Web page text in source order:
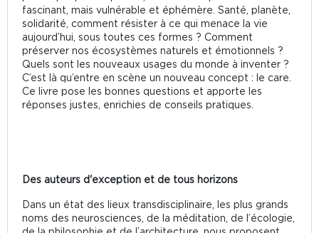
fascinant, mais vulnérable et éphémère. Santé, planète,
solidarité, comment résister à ce qui menace la vie
aujourd’hui, sous toutes ces formes ? Comment
préserver nos écosystèmes naturels et émotionnels ?
Quels sont les nouveaux usages du monde à inventer ?
C’est là qu’entre en scène un nouveau concept : le care.
Ce livre pose les bonnes questions et apporte les
réponses justes, enrichies de conseils pratiques.
Des auteurs d'exception et de tous horizons
Dans un état des lieux transdisciplinaire, les plus grands
noms des neurosciences, de la méditation, de l’écologie,